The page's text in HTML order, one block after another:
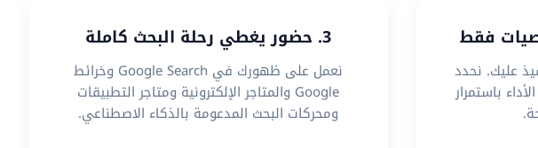
عليك. نحدد
باستمرار
3. حضور يغطي رحلة البحث كاملة
نعمل على ظهورك في Google Search وخرائط
Google والمتاجر الإلكترونية ومتاجر التطبيقات
ومحركات البحث المدعومة بالذكاء الاصطناعي.